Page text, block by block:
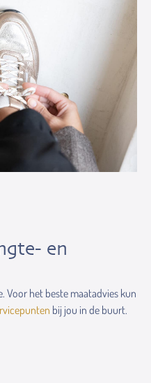
en
Voor het beste maatadvies kun
bij jou in de buurt.